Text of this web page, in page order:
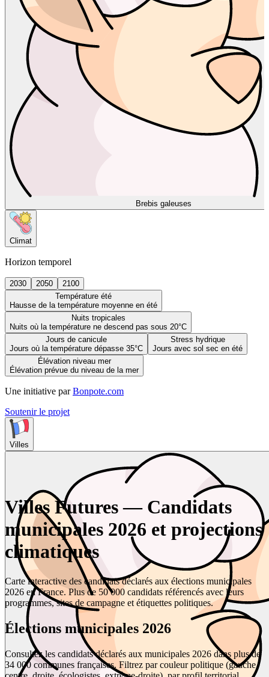
Brebis galeuses
Climat
Horizon temporel
2030 2050
2100
Température été
Hausse de la température moyenne en été
Nuits tropicales
Nuits où la température ne descend pas sous 20°C
Jours de canicule
Jours où la température dépasse 35°C
Stress hydrique
Jours avec sol sec en été
Élévation niveau mer
Élévation prévue du niveau de la mer
Une initiative par Bonpote.com
Soutenir le projet
Villes
Villes Futures — Candidats
municipales 2026 et projections
climatiques
Carte interactive des candidats déclarés aux élections municipales
2026 en France. Plus de 50 000 candidats référencés avec leurs
programmes, sites de campagne et étiquettes politiques.
Élections municipales 2026
Consultez les candidats déclarés aux municipales 2026 dans plus de
34 000 communes françaises. Filtrez par couleur politique (gauche,